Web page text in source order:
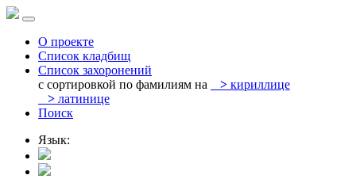
О проекте
Список кладбищ
Список захоронений
с сортировкой по фамилиям на
> кириллице
> латинице
Поиск
Язык: